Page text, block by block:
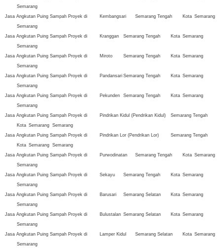
Semarang
Jasa Angkutan Puing Sampah Proyek di
Kembangsari Semarang Tengah Kota Semarang
Semarang
Jasa Angkutan Puing Sampah Proyek di
Kranggan Semarang Tengah Kota Semarang
Semarang
Jasa Angkutan Puing Sampah Proyek di
Miroto Semarang Tengah Kota Semarang
Semarang
Jasa Angkutan Puing Sampah Proyek di
Pandansari Semarang Tengah Kota Semarang
Semarang
Jasa Angkutan Puing Sampah Proyek di
Pekunden Semarang Tengah Kota Semarang
Semarang
Jasa Angkutan Puing Sampah Proyek di
Pindrikan Kidul (Pendrikan Kidul)
Semarang Tengah
Kota Semarang Semarang
Jasa Angkutan Puing Sampah Proyek di
Pindrikan Lor (Pendrikan Lor)
Semarang Tengah
Kota Semarang Semarang
Jasa Angkutan Puing Sampah Proyek di
Purwodinatan Semarang Tengah Kota Semarang
Semarang
Jasa Angkutan Puing Sampah Proyek di
Sekayu Semarang Tengah Kota Semarang
Semarang
Jasa Angkutan Puing Sampah Proyek di
Barusari Semarang Selatan Kota Semarang
Semarang
Jasa Angkutan Puing Sampah Proyek di
Bulustalan Semarang Selatan Kota Semarang
Semarang
Jasa Angkutan Puing Sampah Proyek di
Lamper Kidul Semarang Selatan Kota Semarang
Semarang